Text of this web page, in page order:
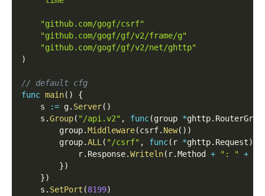
"github.com/gogf/csrf"
"github.com/gogf/gf/v2/frame/g"
"github.com/gogf/gf/v2/net/ghttp"
)
// default cfg
func main( )
{
    s
:= g. Server( )
    s
.Group( "/api.v2" , func(group *ghttp.
        group
.Middleware(csrf. New( ) )
        group
.ALL ( "/csrf" , func( r *ghttp. Request)
            r
. Response.Writeln( r.Method + ": " +
})
})
    s
. SetPort (8199)